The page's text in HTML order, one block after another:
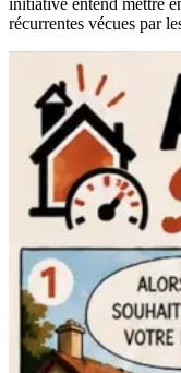
récurrentes vécues par